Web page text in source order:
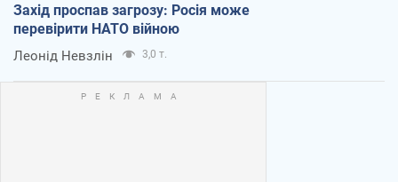
Захід проспав загрозу: Росія може
перевірити НАТО війною
Леонід Невзлін 3,0 т.